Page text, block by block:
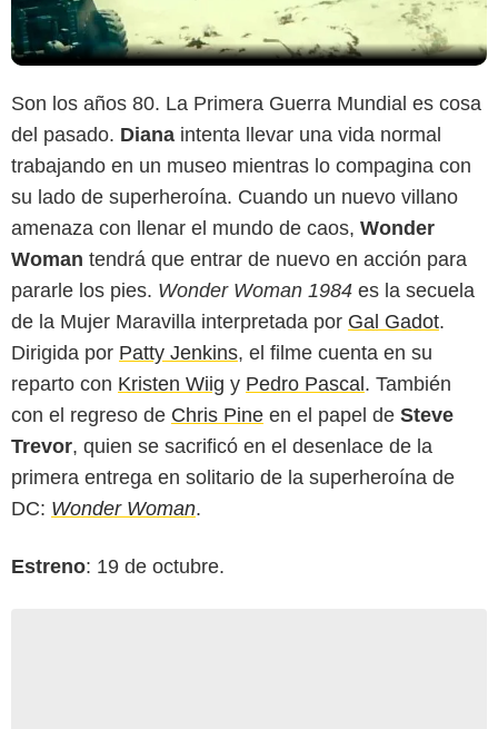
Son los años 80. La Primera Guerra Mundial es cosa
del pasado. Diana intenta llevar una vida normal
trabajando en un museo mientras lo compagina con
su lado de superheroína. Cuando un nuevo villano
amenaza con llenar el mundo de caos, Wonder
Woman tendrá que entrar de nuevo en acción para
pararle los pies. Wonder Woman 1984 es la secuela
de la Mujer Maravilla interpretada por Gal Gadot.
Dirigida por Patty Jenkins, el filme cuenta en su
reparto con Kristen Wiig y Pedro Pascal . También
con el regreso de Chris Pine en el papel de Steve
Trevor, quien se sacrificó en el desenlace de la
primera entrega en solitario de la superheroína de
DC: Wonder Woman.
Estreno: 19 de octubre.